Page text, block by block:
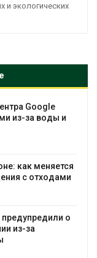
и экологических
Google
из-за воды и
как меняется
с отходами
о
из-за